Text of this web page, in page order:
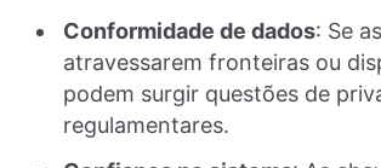
Conformidade de dados: Se
atravessarem fronteiras ou
podem surgir questões de
regulamentares.